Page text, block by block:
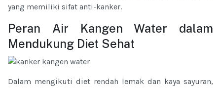
yang memiliki sifat anti-kanker.
Peran Air Kangen Water dalam
Mendukung Diet Sehat
Dalam mengikuti diet rendah lemak dan kaya sayuran,